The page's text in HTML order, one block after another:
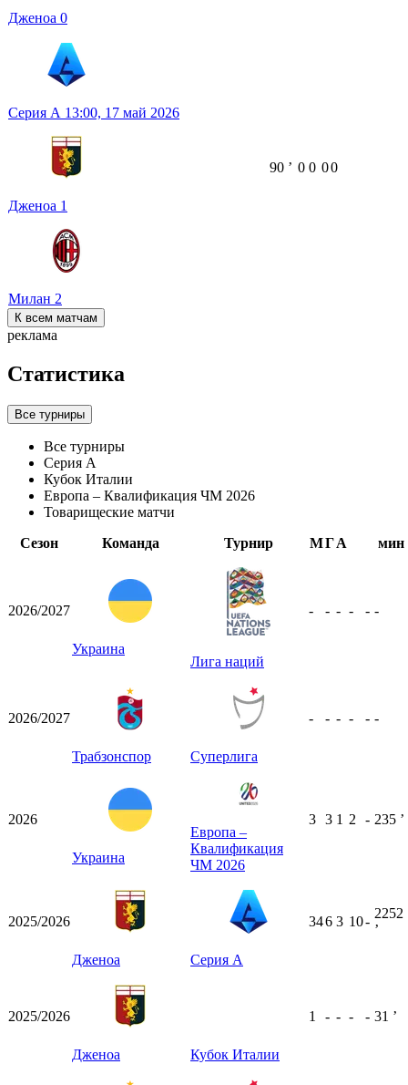
Дженоа 0
Серия А 13:00, 17 май 2026
Дженоа 1
Милан 2
90 ʼ 0 0 00
К всем матчам
реклама
Статистика
Все турниры
Все турниры
Серия А
Кубок Италии
Европа – Квалификация ЧМ 2026
Товарищеские матчи
Сезон
Команда Турнир МГА мин
2026/2027
Украина
Лига наций
- - - - - -
2026/2027
Трабзонспор Суперлига
- - - - - -
2026
Украина
Европа –
Квалификация
ЧМ 2026
3 3 1 2 - 235 ʼ
2025/2026
Дженоа Серия А
346 3 10-
2252
ʼ
2025/2026
Дженоа Кубок Италии
1 - - - - 31 ʼ